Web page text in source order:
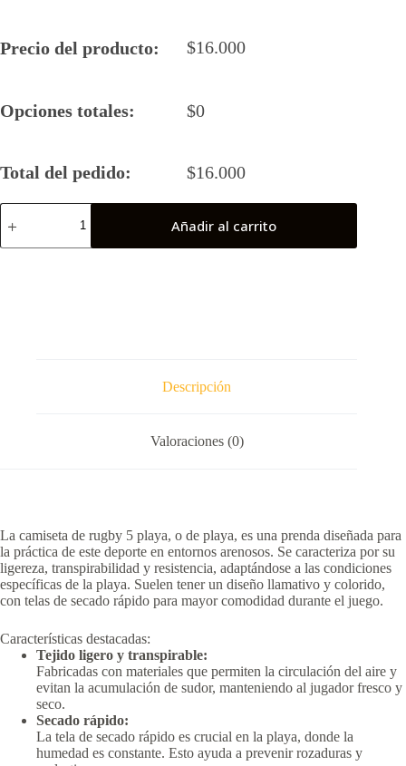
Precio del producto: $16.000
Opciones totales: $0
Total del pedido: $16.000
Camiseta
Rugby
Añadir al carrito
Descripción
Valoraciones (0)
La camiseta de rugby 5 playa, o de playa, es una prenda diseñada para
la práctica de este deporte en entornos arenosos. Se caracteriza por su
ligereza, transpirabilidad y resistencia, adaptándose a las condiciones
específicas de la playa. Suelen tener un diseño llamativo y colorido,
con telas de secado rápido para mayor comodidad durante el juego.
Características destacadas:
Tejido ligero y transpirable:
Fabricadas con materiales que permiten la circulación del aire y
evitan la acumulación de sudor, manteniendo al jugador fresco y
seco.
Secado rápido:
La tela de secado rápido es crucial en la playa, donde la
humedad es constante. Esto ayuda a prevenir rozaduras y